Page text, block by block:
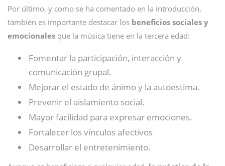
Por último, y como se ha comentado en la introducción,
también es importante destacar los beneficios sociales y
emocionales que la música tiene en la tercera edad:
Fomentar la participación, interacción y
comunicación grupal.
Mejorar el estado de ánimo y la autoestima.
Prevenir el aislamiento social.
Mayor facilidad para expresar emociones.
Fortalecer los vínculos afectivos
Desarrollar el entretenimiento.